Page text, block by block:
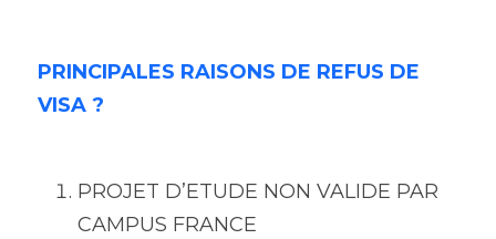
PRINCIPALES RAISONS DE REFUS DE
VISA ?
PROJET D’ETUDE NON VALIDE PAR
CAMPUS FRANCE